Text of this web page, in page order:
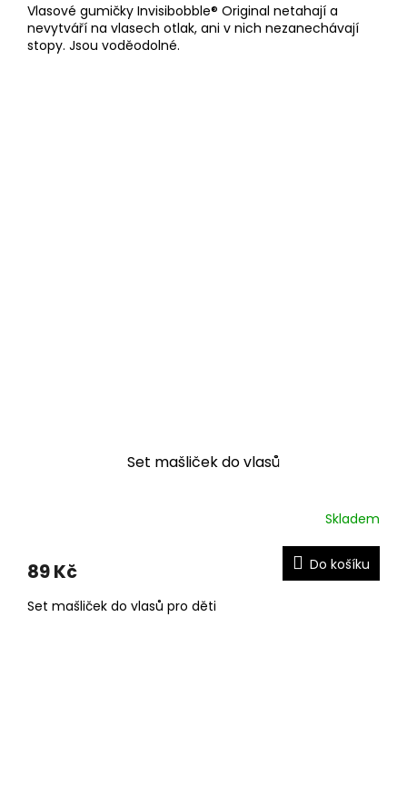
Vlasové gumičky Invisibobble® Original netahají a
nevytváří na vlasech otlak, ani v nich nezanechávají
stopy. Jsou voděodolné.
Set mašliček do vlasů
Skladem
89 Kč Do košíku
Set mašliček do vlasů pro děti